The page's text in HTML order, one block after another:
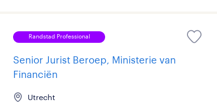
Randstad Professional
Senior Jurist Beroep, Ministerie van
Financiën
Utrecht